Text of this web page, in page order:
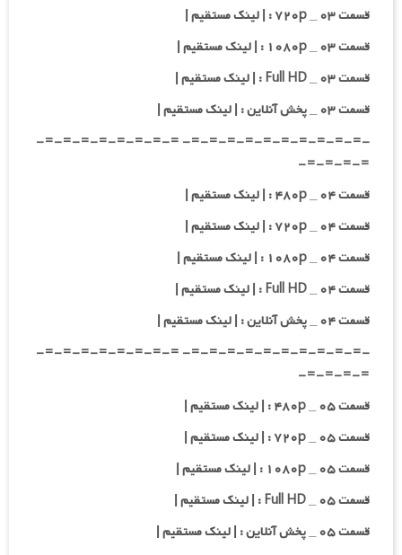
قسمت ۰۳ _ ۷۲۰p : | لینک مستقیم |
قسمت ۰۳ _ ۱۰۸۰p : | لینک مستقیم |
قسمت ۰۳ _ Full HD : | لینک مستقیم |
قسمت ۰۳ _ پخش آنلاین : | لینک مستقیم |
-=-=-=-=-=-=-=-=-=-=- =-=-=-=-=-=-=-=-
=-=-=-=-
قسمت ۰۴ _ ۴۸۰p : | لینک مستقیم |
قسمت ۰۴ _ ۷۲۰p : | لینک مستقیم |
قسمت ۰۴ _ ۱۰۸۰p : | لینک مستقیم |
قسمت ۰۴ _ Full HD : | لینک مستقیم |
قسمت ۰۴ _ پخش آنلاین : | لینک مستقیم |
-=-=-=-=-=-=-=-=-=-=- =-=-=-=-=-=-=-=-
=-=-=-=-
قسمت ۰۵ _ ۴۸۰p : | لینک مستقیم |
قسمت ۰۵ _ ۷۲۰p : | لینک مستقیم |
قسمت ۰۵ _ ۱۰۸۰p : | لینک مستقیم |
قسمت ۰۵ _ Full HD : | لینک مستقیم |
قسمت ۰۵ _ پخش آنلاین : | لینک مستقیم |